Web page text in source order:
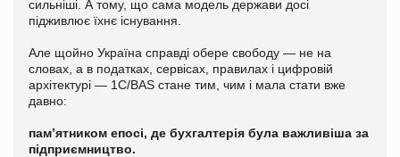
сильніші. А тому, що сама модель держави досі
підживлює їхнє існування.
Але щойно Україна справді обере свободу — не на
словах, а в податках, сервісах, правилах і цифровій
архітектурі — 1С/BAS стане тим, чим і мала стати вже
давно:
пам’ятником епосі, де бухгалтерія була важливіша за
підприємництво.